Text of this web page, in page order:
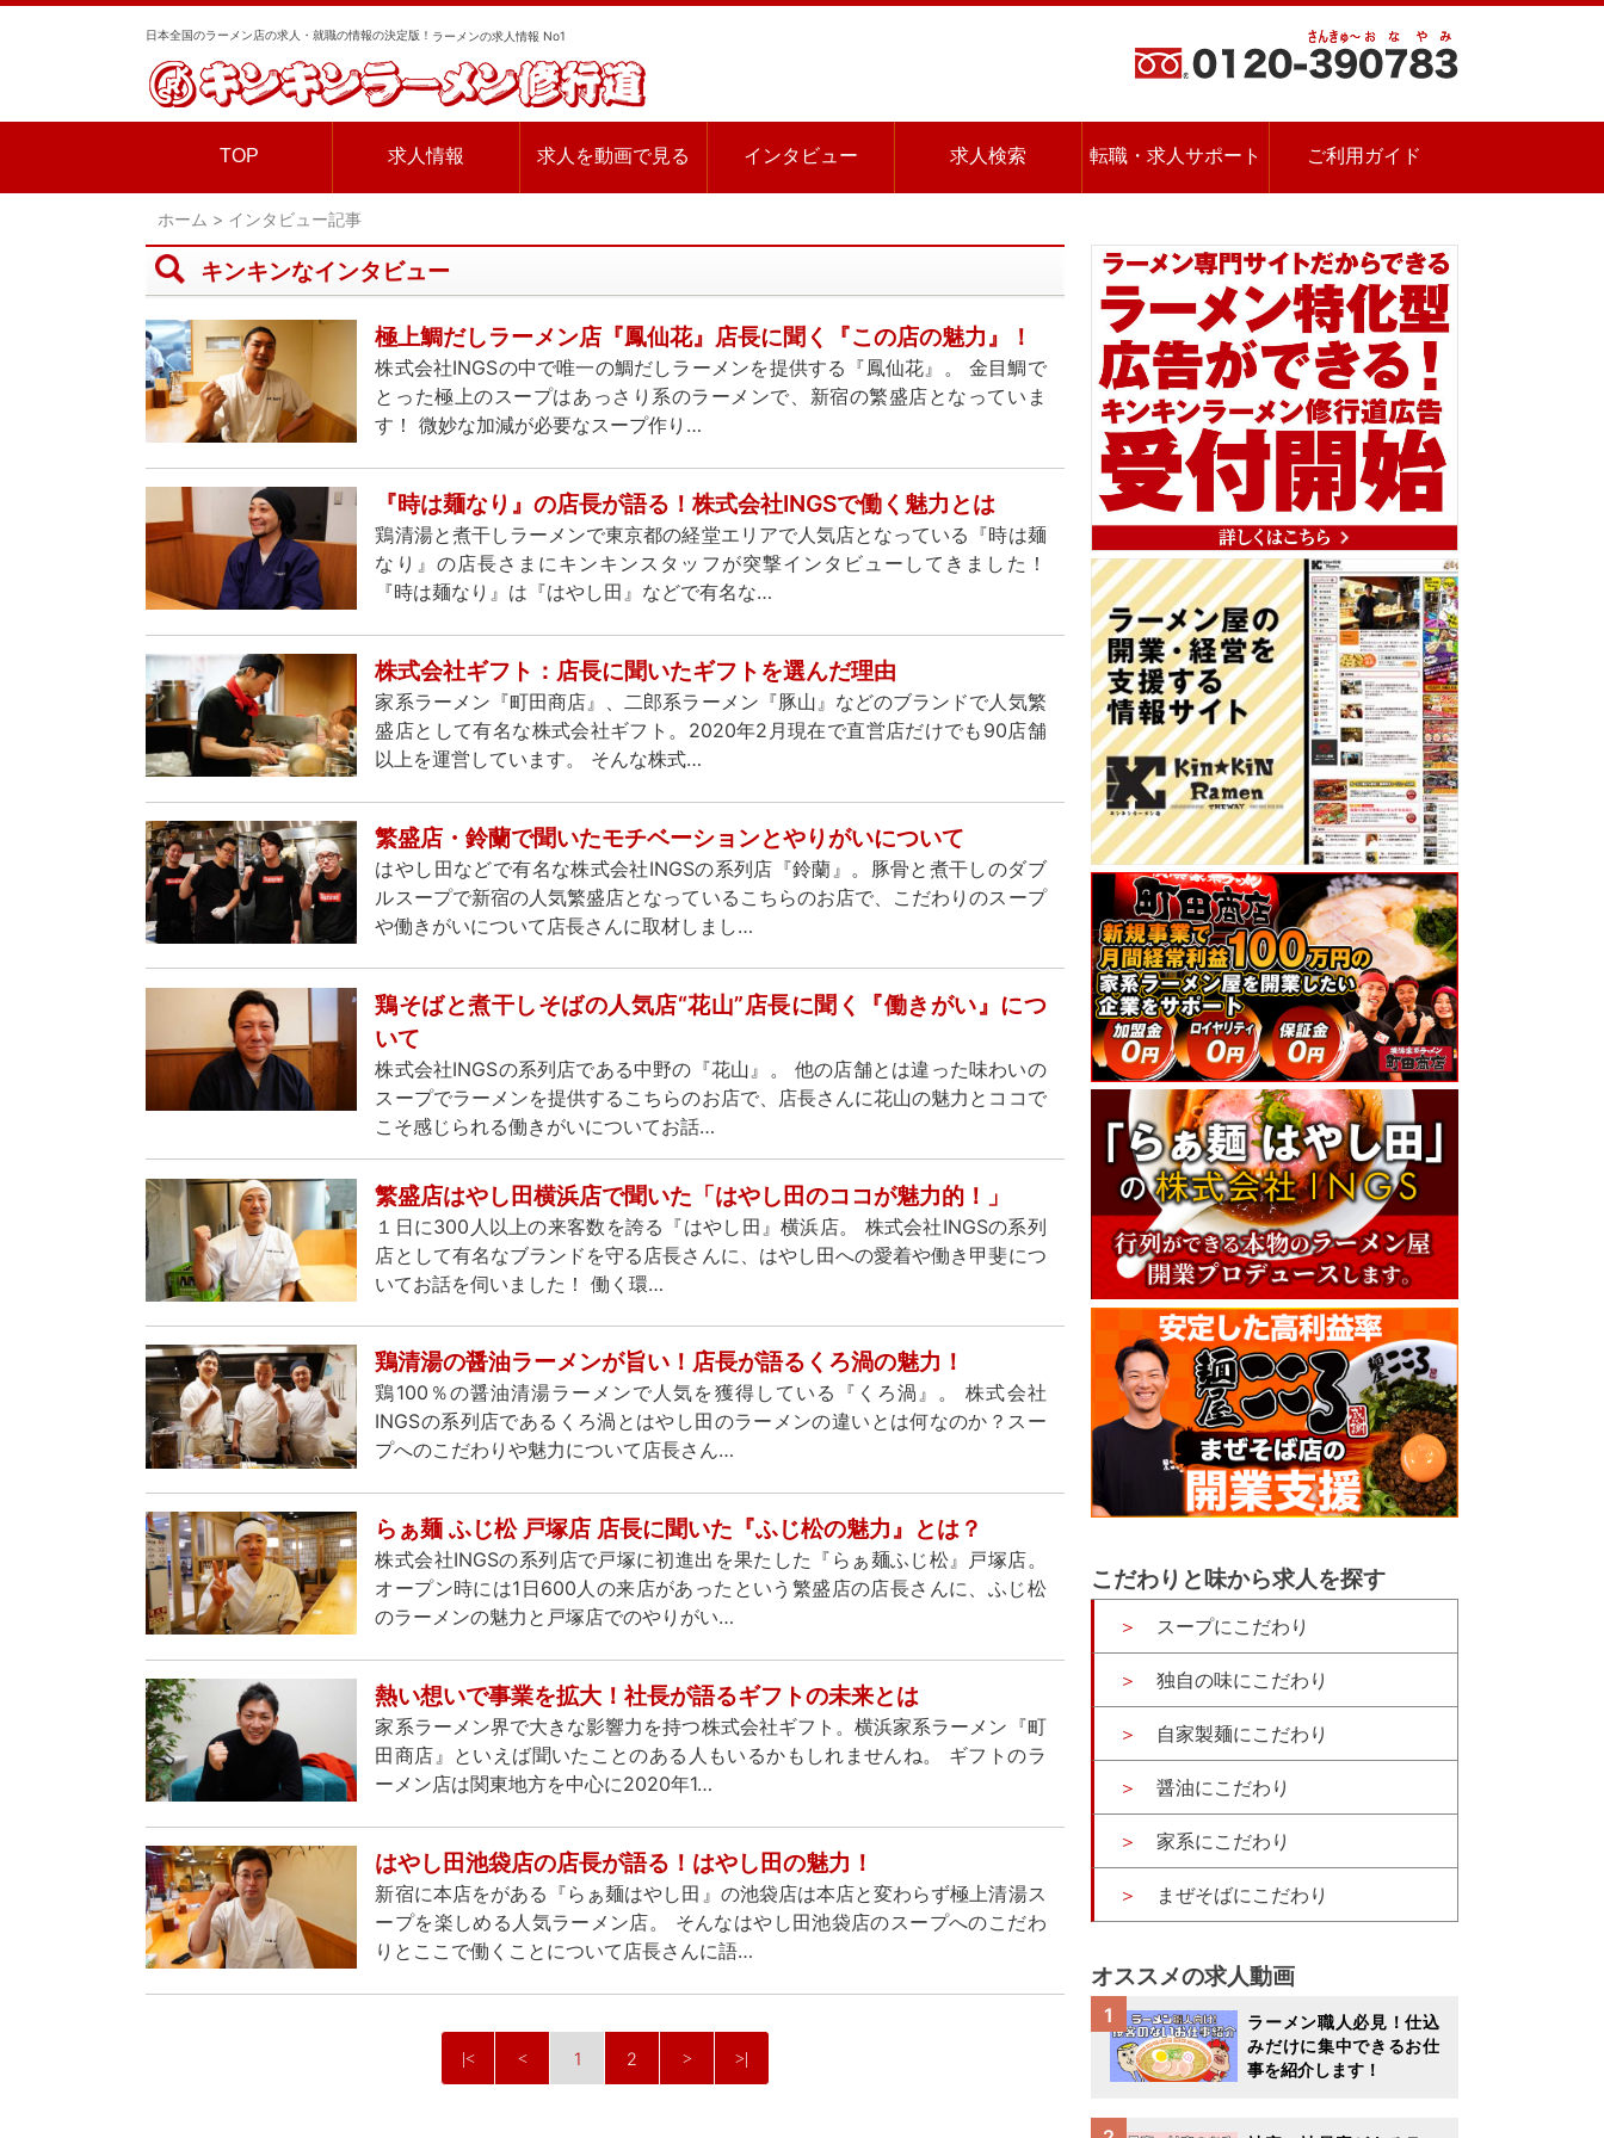
日本全国のラーメン店の求人・就職の情報の決定版！ ラーメンの求人情報 No1
TOP 求人情報 求人を動画で見る インタビュー 求人検索 転職・求人サポート ご利用ガイド
ホーム > インタビュー記事
キンキンなインタビュー
極上鯛だしラーメン店『鳳仙花』店長に聞く『この店の魅力』！
株式会社INGSの中で唯一の鯛だしラーメンを提供する『鳳仙花』。 金目鯛で
とった極上のスープはあっさり系のラーメンで、新宿の繁盛店となっていま
す！ 微妙な加減が必要なスープ作り…
『時は麺なり』の店長が語る！株式会社INGSで働く魅力とは
鶏清湯と煮干しラーメンで東京都の経堂エリアで人気店となっている『時は麺
なり』の店長さまにキンキンスタッフが突撃インタビューしてきました！
『時は麺なり』は『はやし田』などで有名な…
株式会社ギフト：店長に聞いたギフトを選んだ理由
家系ラーメン『町田商店』、二郎系ラーメン『豚山』などのブランドで人気繁
盛店として有名な株式会社ギフト。2020年2月現在で直営店だけでも90店舗
以上を運営しています。 そんな株式…
繁盛店・鈴蘭で聞いたモチベーションとやりがいについて
はやし田などで有名な株式会社INGSの系列店『鈴蘭』。豚骨と煮干しのダブ
ルスープで新宿の人気繁盛店となっているこちらのお店で、こだわりのスープ
や働きがいについて店長さんに取材しまし…
鶏そばと煮干しそばの人気店“花山”店長に聞く『働きがい』につ
いて
株式会社INGSの系列店である中野の『花山』。 他の店舗とは違った味わいの
スープでラーメンを提供するこちらのお店で、店長さんに花山の魅力とココで
こそ感じられる働きがいについてお話…
繁盛店はやし田横浜店で聞いた「はやし田のココが魅力的！」
１日に300人以上の来客数を誇る『はやし田』横浜店。 株式会社INGSの系列
店として有名なブランドを守る店長さんに、はやし田への愛着や働き甲斐につ
いてお話を伺いました！ 働く環…
鶏清湯の醤油ラーメンが旨い！店長が語るくろ渦の魅力！
鶏100％の醤油清湯ラーメンで人気を獲得している『くろ渦』。 株式会社
INGSの系列店であるくろ渦とはやし田のラーメンの違いとは何なのか？スー
プへのこだわりや魅力について店長さん…
らぁ麺 ふじ松 戸塚店 店長に聞いた『ふじ松の魅力』とは？
株式会社INGSの系列店で戸塚に初進出を果たした『らぁ麺ふじ松』戸塚店。
オープン時には1日600人の来店があったという繁盛店の店長さんに、ふじ松
のラーメンの魅力と戸塚店でのやりがい…
熱い想いで事業を拡大！社長が語るギフトの未来とは
家系ラーメン界で大きな影響力を持つ株式会社ギフト。横浜家系ラーメン『町
田商店』といえば聞いたことのある人もいるかもしれませんね。 ギフトのラ
ーメン店は関東地方を中心に2020年1…
はやし田池袋店の店長が語る！はやし田の魅力！
新宿に本店をがある『らぁ麺はやし田』の池袋店は本店と変わらず極上清湯ス
ープを楽しめる人気ラーメン店。 そんなはやし田池袋店のスープへのこだわ
りとここで働くことについて店長さんに語…
1 2
こだわりと味から求人を探す
スープにこだわり
独自の味にこだわり
自家製麺にこだわり
醤油にこだわり
家系にこだわり
まぜそばにこだわり
オススメの求人動画
ラーメン職人必見！仕込
みだけに集中できるお仕
事を紹介します！